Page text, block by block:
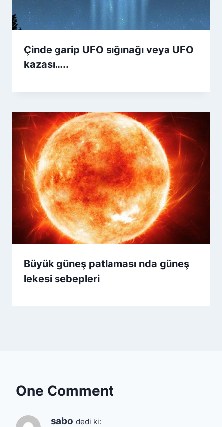
Çinde garip UFO sığınağı veya UFO
kazası…..
Büyük güneş patlaması nda güneş
lekesi sebepleri
One Comment
sabo dedi ki: